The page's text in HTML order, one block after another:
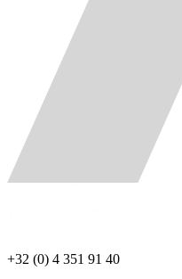
+32 (0) 4 351 91 40